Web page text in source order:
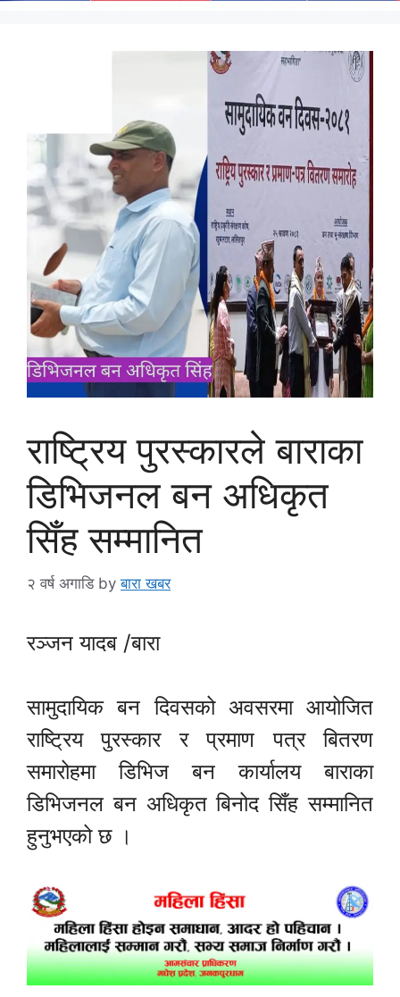
राष्ट्रिय पुरस्कारले बाराका
डिभिजनल बन अधिकृत
सिँह सम्मानित
२ वर्ष अगाडि byबारा खबर
रञ्जन यादब /बारा
सामुदायिक बन दिवसको अवसरमा आयोजित
राष्ट्रिय पुरस्कार र प्रमाण पत्र बितरण
समारोहमा डिभिज बन कार्यालय बाराका
डिभिजनल बन अधिकृत बिनोद सिँह सम्मानित
हुनुभएको छ ।